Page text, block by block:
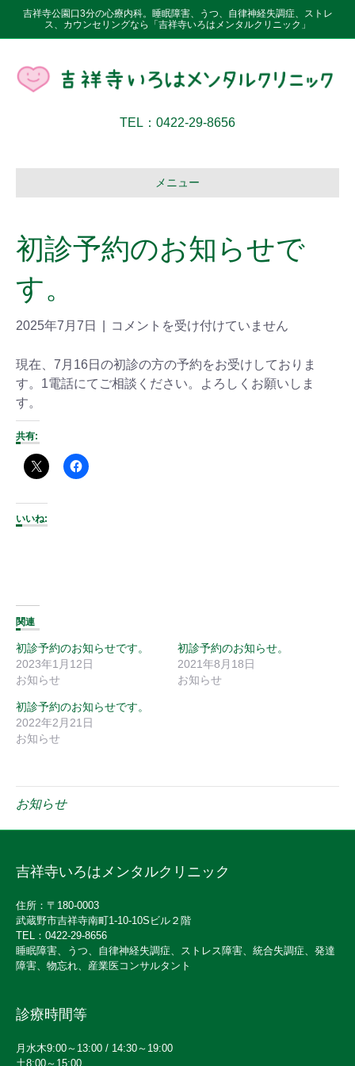
吉祥寺公園口3分の心療内科。睡眠障害、うつ、自律神経失調症、ストレ
ス、カウンセリングなら「吉祥寺いろはメンタルクリニック」
TEL：0422-29-8656
メニュー
初診予約のお知らせで
す。
2025年7月7日 コメントを受け付けていません
現在、7月16日の初診の方の予約をお受けしておりま
す。1電話にてご相談ください。よろしくお願いしま
す。
共有:
いいね:
関連
初診予約のお知らせです。
2023年1月12日
お知らせ
初診予約のお知らせ。
2021年8月18日
お知らせ
初診予約のお知らせです。
2022年2月21日
お知らせ
お知らせ
吉祥寺いろはメンタルクリニック
住所：〒180-0003
武蔵野市吉祥寺南町1-10-10Sビル２階
TEL：0422-29-8656
睡眠障害、うつ、自律神経失調症、ストレス障害、統合失調症、発達
障害、物忘れ、産業医コンサルタント
診療時間等
月水木9:00～13:00 / 14:30～19:00
土8:00～15:00